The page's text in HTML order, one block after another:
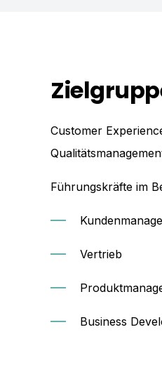
Customer
Führungskräfte im
Vertrieb
Business